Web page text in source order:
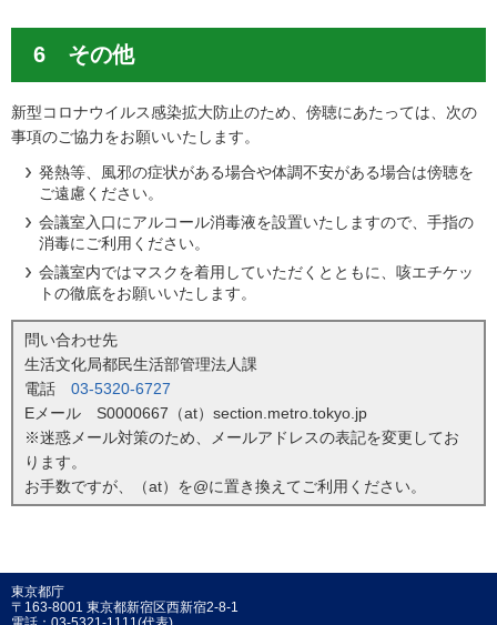
6 その他
新型コロナウイルス感染拡大防止のため、傍聴にあたっては、次の
事項のご協力をお願いいたします。
発熱等、風邪の症状がある場合や体調不安がある場合は傍聴を
ご遠慮ください。
会議室入口にアルコール消毒液を設置いたしますので、手指の
消毒にご利用ください。
会議室内ではマスクを着用していただくとともに、咳エチケッ
トの徹底をお願いいたします。
問い合わせ先
生活文化局都民生活部管理法人課
電話 03-5320-6727
Eメール S0000667（at）section.metro.tokyo.jp
※迷惑メール対策のため、メールアドレスの表記を変更してお
ります。
お手数ですが、（at）を@に置き換えてご利用ください。
東京都庁
〒163-8001 東京都新宿区西新宿2-8-1